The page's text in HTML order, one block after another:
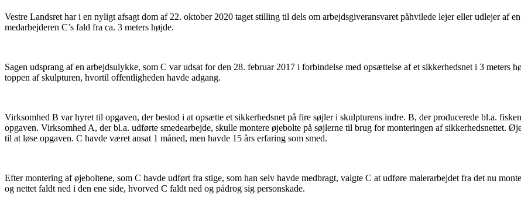
Vestre Landsret har i en nyligt afsagt dom af 22. oktober 2020 taget stilling til dels om arbejdsgiveransvaret påhvilede lejer eller udlejer af
medarbejderen C’s fald fra ca. 3 meters højde.
Sagen udsprang af en arbejdsulykke, som C var udsat for den 28. februar 2017 i forbindelse med opsættelse af et sikkerhedsnet i 3
toppen af skulpturen, hvortil offentligheden havde adgang.
Virksomhed B var hyret til opgaven, der bestod i at opsætte et sikkerhedsnet på fire søjler i skulpturens indre. B, der producerede bl.a.
opgaven. Virksomhed A, der bl.a. udførte smedearbejde, skulle montere øjebolte på søjlerne til brug for monteringen af sikkerhedsnettet.
til at løse opgaven. C havde været ansat 1 måned, men havde 15 års erfaring som smed.
Efter montering af øjeboltene, som C havde udført fra stige, som han selv havde medbragt, valgte C at udføre malerarbejdet fra det nu
og nettet faldt ned i den ene side, hvorved C faldt ned og pådrog sig personskade.